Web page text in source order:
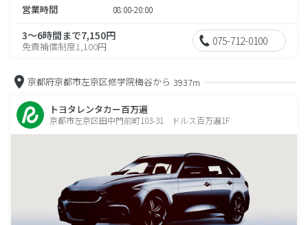
営業時間 08:00-20:00
3～6時間まで7,150円
免責補償制度1,100円 075-712-0100
京都府京都市左京区修学院梅谷から 3937m
トヨタレンタカー百万遍
京都市左京区田中門前町103-31 ドルス百万遍1F